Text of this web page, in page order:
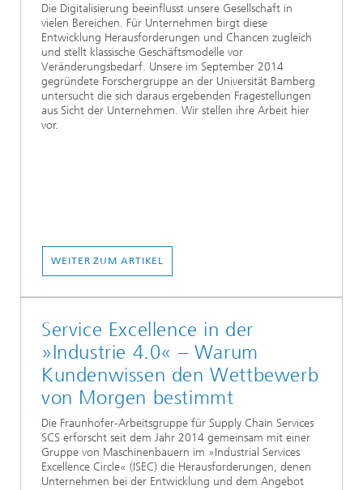
Die Digitalisierung beeinflusst unsere Gesellschaft in
vielen Bereichen. Für Unternehmen birgt diese
Entwicklung Herausforderungen und Chancen zugleich
und stellt klassische Geschäftsmodelle vor
Veränderungsbedarf. Unsere im September 2014
gegründete Forschergruppe an der Universität Bamberg
untersucht die sich daraus ergebenden Fragestellungen
aus Sicht der Unternehmen. Wir stellen ihre Arbeit hier
vor.
WEITER ZUM ARTIKEL
Service Excellence in der
»Industrie 4.0« – Warum
Kundenwissen den Wettbewerb
von Morgen bestimmt
Die Fraunhofer-Arbeitsgruppe für Supply Chain Services
SCS erforscht seit dem Jahr 2014 gemeinsam mit einer
Gruppe von Maschinenbauern im »Industrial Services
Excellence Circle« (ISEC) die Herausforderungen, denen
Unternehmen bei der Entwicklung und dem Angebot